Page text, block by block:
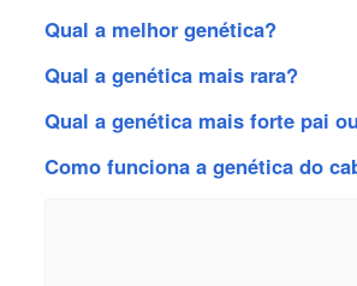
Qual a melhor genética?
Qual a genética mais rara?
Qual a genética mais forte pai
Como funciona a genética do